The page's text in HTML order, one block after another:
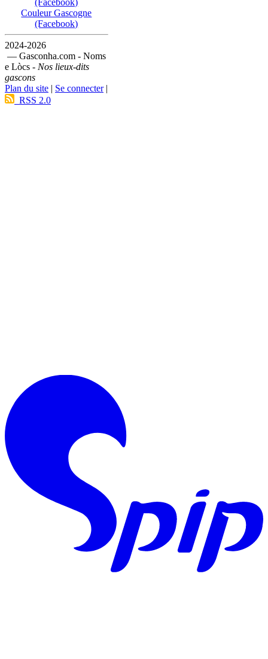
(Facebook)
Couleur Gascogne
(Facebook)
2024-2026
— Gasconha.com - Noms
e Lòcs - Nos lieux-dits
gascons
Plan du site | Se connecter|
RSS 2.0